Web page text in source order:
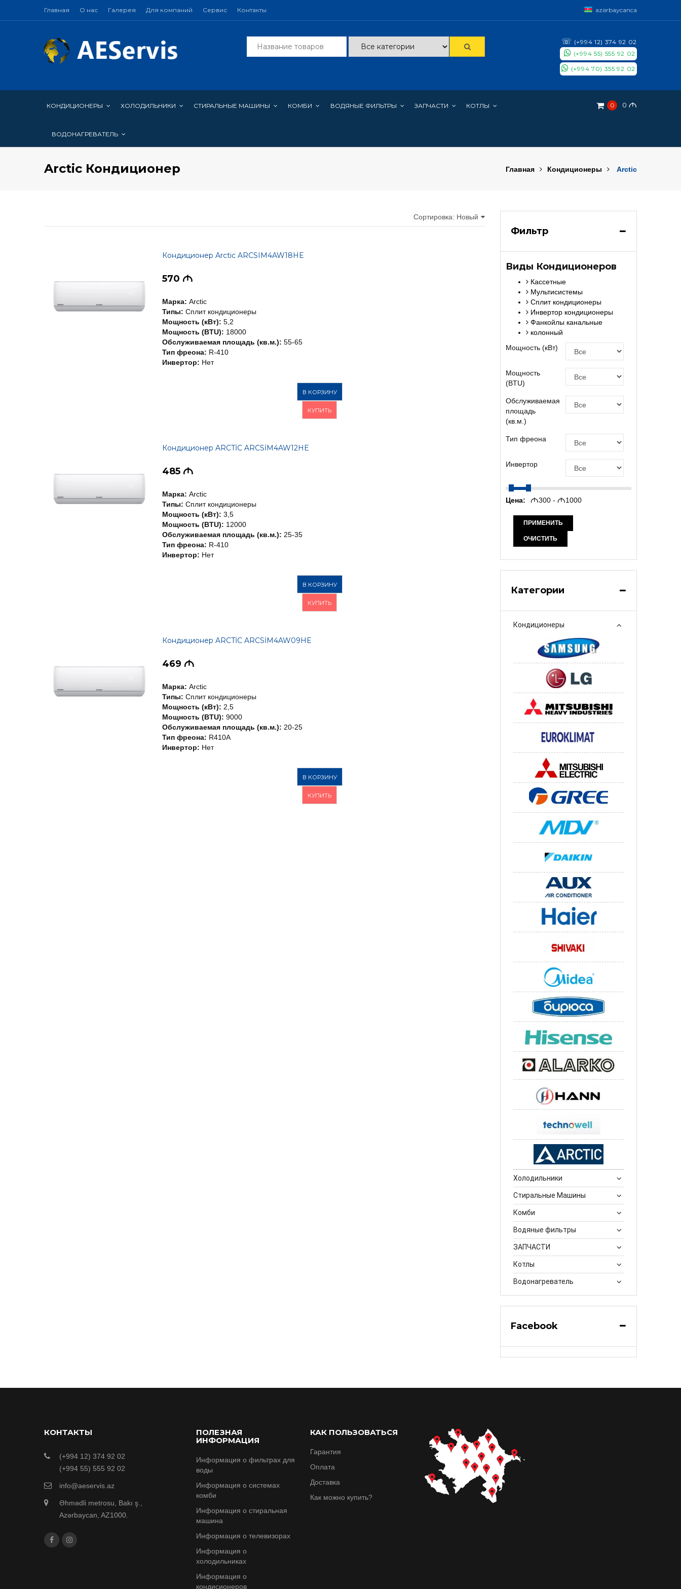
Главная О нас Галерея Для компаний Сервис Контакты azərbaycanca
☏ (+994 12) 374 92 02
(+994 55) 555 92 02
(+994 70) 355 92 02
КОНДИЦИОНЕРЫ ХОЛОДИЛЬНИКИ СТИРАЛЬНЫЕ МАШИНЫ КОМБИ ВОДЯНЫЕ ФИЛЬТРЫ ЗАПЧАСТИ КОТЛЫ
ВОДОНАГРЕВАТЕЛЬ
0 0 M
Arctic Кондиционер Главная Кондиционеры Arctic
Сортировка: Новый
Кондиционер Arctic ARCSIM4AW18HE
570 M
Марка: Arctic
Типы: Сплит кондиционеры
Мощность (кВт): 5,2
Мощность (BTU): 18000
Обслуживаемая площадь (кв.м.): 55-65
Тип фреона: R-410
Инвертор: Нет
В КОРЗИНУ
КУПИТЬ
Кондиционер ARCTİC ARCSİM4AW12HE
485 M
Марка: Arctic
Типы: Сплит кондиционеры
Мощность (кВт): 3,5
Мощность (BTU): 12000
Обслуживаемая площадь (кв.м.): 25-35
Тип фреона: R-410
Инвертор: Нет
В КОРЗИНУ
КУПИТЬ
Кондиционер ARCTİC ARCSİM4AW09HE
469 M
Марка: Arctic
Типы: Сплит кондиционеры
Мощность (кВт): 2,5
Мощность (BTU): 9000
Обслуживаемая площадь (кв.м.): 20-25
Тип фреона: R410A
Инвертор: Нет
В КОРЗИНУ
КУПИТЬ
Фильтр
Виды Кондиционеров
Кассетные
Мультисистемы
Сплит кондиционеры
Инвертор кондиционеры
Фанкойлы канальные
колонный
Мощность (кВт)
Мощность
(BTU)
Обслуживаемая
площадь
(кв.м.)
Тип фреона
Инвертор
Цена: M300 - M1000
ПРИМЕНИТЬ
ОЧИСТИТЬ
Категории
Кондиционеры
Холодильники
Стиральные Машины
Комби
Водяные фильтры
ЗАПЧАСТИ
Котлы
Водонагреватель
Facebook
КОНТАКТЫ
(+994 12) 374 92 02
(+994 55) 555 92 02
info@aeservis.az
Əhmədli metrosu, Bakı ş.,
Azərbaycan, AZ1000.
ПОЛЕЗНАЯ
ИНФОРМАЦИЯ
Информация о фильтрах для
воды
Информация о системах
комби
Информация о стиральная
машина
Информация о телевизорax
Информация о
холодильниках
Информация о
кондисионеров
КАК ПОЛЬЗОВАТЬСЯ
Гарантия
Оплата
Доставка
Как можно купить?